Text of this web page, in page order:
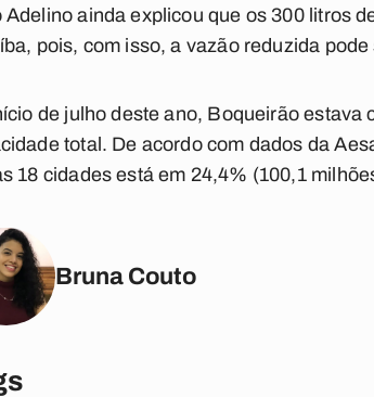
Adelino ainda explicou que os 300 litros
pois, com isso, a vazão reduzida
de julho deste ano, Boqueirão estava
total. De acordo com dados da
18 cidades está em 24,4% (100,1
Bruna Couto